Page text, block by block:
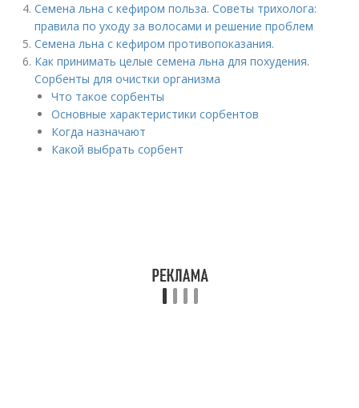
Семена льна с кефиром польза. Советы трихолога:
правила по уходу за волосами и решение проблем
Семена льна с кефиром противопоказания.
Как принимать целые семена льна для похудения.
Сорбенты для очистки организма
Что такое сорбенты
Основные характеристики сорбентов
Когда назначают
Какой выбрать сорбент